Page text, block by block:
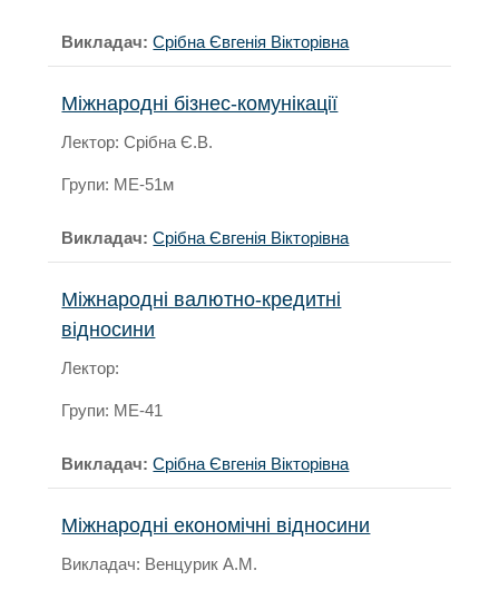
Викладач:Срібна Євгенія Вікторівна
Міжнародні бізнес-комунікації
Лектор: Срібна Є.В.
Групи: МЕ-51м
Викладач:Срібна Євгенія Вікторівна
Міжнародні валютно-кредитні
відносини
Лектор:
Групи: МЕ-41
Викладач:Срібна Євгенія Вікторівна
Міжнародні економічні відносини
Викладач: Венцурик А.М.